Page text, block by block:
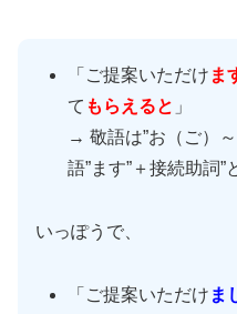
「ご提案いただけ ま
て もらえると 」
→ 敬語は”お（ご）
語”ます”＋接続助詞”
いっぽうで、
「ご提案いただけ ま